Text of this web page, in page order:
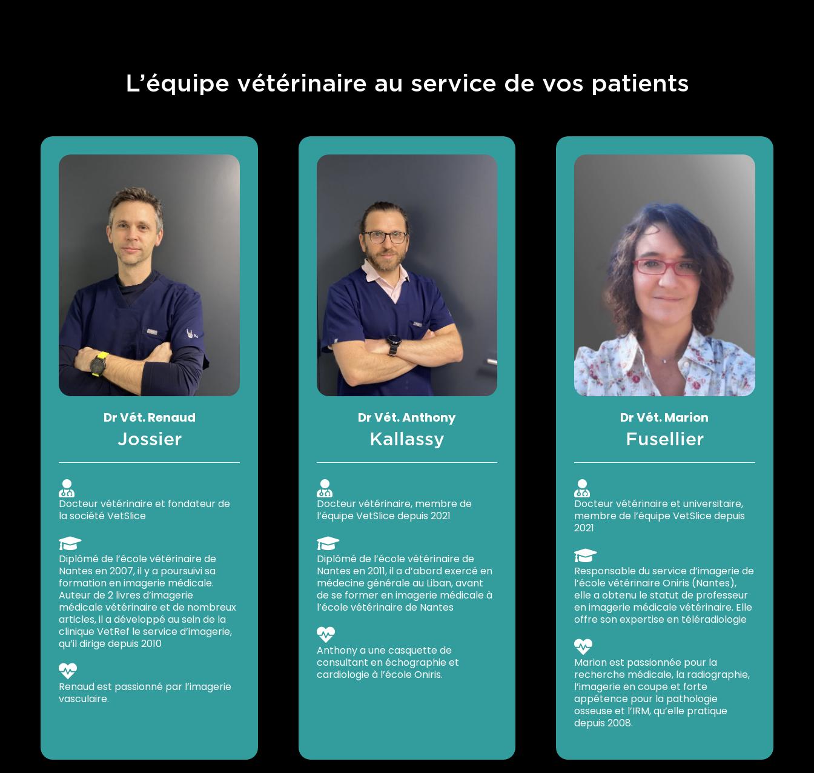
L’équipe vétérinaire au service de vos patients
DrVét.Renaud
Jossier

Docteur vétérinaire et fondateur de
la société VetSlice

Diplômé de l’école vétérinaire de
Nantes en 2007, il y a poursuivi sa
formation en imagerie médicale.
Auteur de 2 livres d’imagerie
médicale vétérinaire et de nombreux
articles, il a développé au sein de la
clinique VetRef le service d’imagerie,
qu’il dirige depuis 2010

Renaud est passionné par l’imagerie
vasculaire.
DrVét.Anthony
Kallassy

Docteur vétérinaire, membre de
l’équipe VetSlice depuis 2021

Diplômé de l’école vétérinaire de
Nantes en 2011, il a d’abord exercé en
médecine générale au Liban, avant
de se former en imagerie médicale à
l’école vétérinaire de Nantes

Anthony a une casquette de
consultant en échographie et
cardiologie à l’école Oniris.
DrVét.Marion
Fusellier

Docteur vétérinaire et universitaire,
membre de l’équipe VetSlice depuis
2021

Responsable du service d’imagerie de
l’école vétérinaire Oniris (Nantes),
elle a obtenu le statut de professeur
en imagerie médicale vétérinaire. Elle
offre son expertise en téléradiologie

Marion est passionnée pour la
recherche médicale, la radiographie,
l’imagerie en coupe et forte
appétence pour la pathologie
osseuse et l’IRM, qu’elle pratique
depuis 2008.